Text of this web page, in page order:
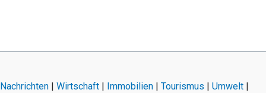
Nachrichten | Wirtschaft | Immobilien | Tourismus | Umwelt |